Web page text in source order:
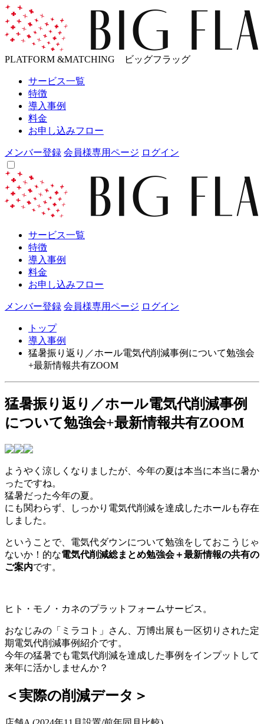
PLATFORM &MATCHING ビッグフラッグ
サービス一覧
特徴
導入事例
料金
お申し込みフロー
メンバー登録 会員様専用ページ ログイン
サービス一覧
特徴
導入事例
料金
お申し込みフロー
メンバー登録 会員様専用ページ ログイン
トップ
導入事例
猛暑振り返り／ホール電気代削減事例について勉強会
+最新情報共有ZOOM
猛暑振り返り／ホール電気代削減事例
について勉強会+最新情報共有ZOOM
ようやく涼しくなりましたが、今年の夏は本当に本当に暑か
ったですね。
猛暑だった今年の夏。
にも関わらず、しっかり電気代削減を達成したホールも存在
しました。
ということで、電気代ダウンについて勉強をしておこうじゃ
ないか！的な電気代削減総まとめ勉強会＋最新情報の共有の
ご案内です。
ヒト・モノ・カネのプラットフォームサービス。
おなじみの「ミラコト」さん、万博出展も一区切りされた定
期電気代削減事例紹介です。
今年の猛暑でも電気代削減を達成した事例をインプットして
来年に活かしませんか？
＜実際の削減データ＞